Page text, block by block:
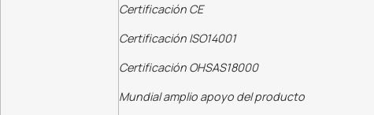
Certificación CE
Certificación ISO14001
Certificación OHSAS18000
Mundial amplio apoyo del producto